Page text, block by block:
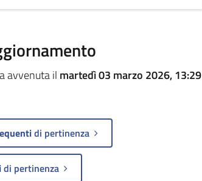
avvenuta il martedì 03 marzo 2026, 13:29
di pertinenza
di pertinenza